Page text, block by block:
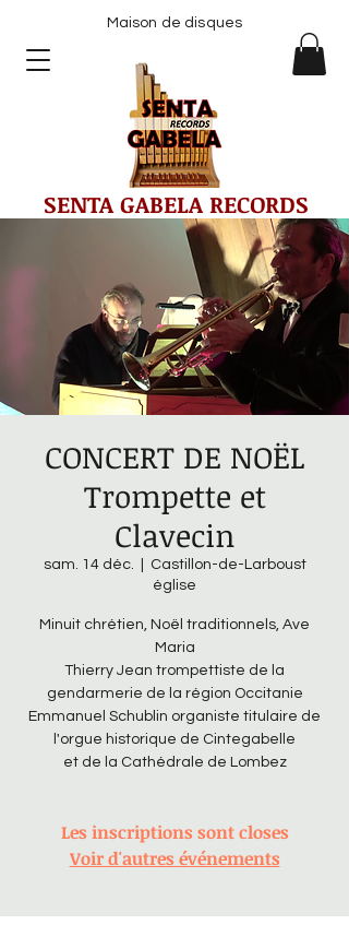
SENTA GABELA RECORDS
Maison de disques
CONCERT DE NOËL
Trompette et
Clavecin
sam. 14 déc.
Castillon-de-Larboust
église
Minuit chrétien, Noël traditionnels, Ave
Maria
Thierry Jean trompettiste de la
gendarmerie de la région Occitanie
Emmanuel Schublin organiste titulaire de
l'orgue historique de Cintegabelle
et de la Cathédrale de Lombez
Les inscriptions sont closes
Voir d'autres événements